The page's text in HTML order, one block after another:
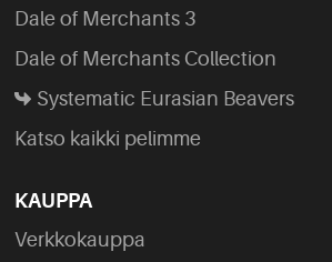
Dale of Merchants 3
Dale of Merchants Collection
Systematic Eurasian Beavers
Katso kaikki pelimme
KAUPPA
Verkkokauppa